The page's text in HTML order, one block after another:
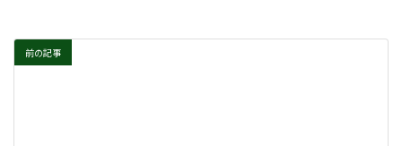
前の記事